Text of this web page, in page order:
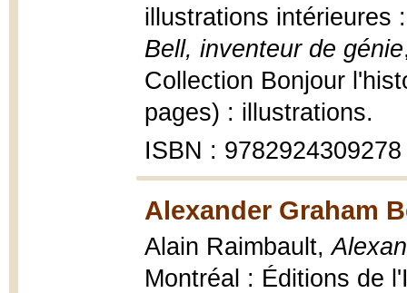
illustrations intérieures
Bell, inventeur de génie
Collection Bonjour
pages) : illustrations.
ISBN :
Alexander Graham
Alain Raimbault,
Montréal : Éditions de